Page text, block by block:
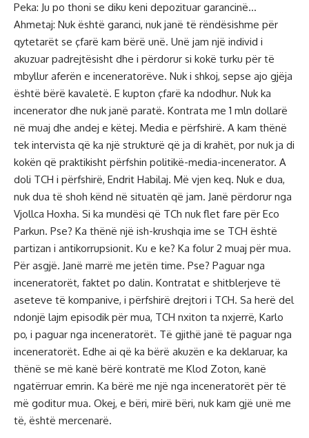
Peka: Ju po thoni se diku keni depozituar garancinë…
Ahmetaj: Nuk është garanci, nuk janë të rëndësishme për
qytetarët se çfarë kam bërë unë. Unë jam një individ i
akuzuar padrejtësisht dhe i përdorur si kokë turku për të
mbyllur aferën e inceneratorëve. Nuk i shkoj, sepse ajo gjëja
është bërë kavaletë. E kupton çfarë ka ndodhur. Nuk ka
incenerator dhe nuk janë paratë. Kontrata me 1 mln dollarë
në muaj dhe andej e këtej. Media e përfshirë. A kam thënë
tek intervista që ka një strukturë që ja di krahët, por nuk ja di
kokën që praktikisht përfshin politikë-media-incenerator. A
doli TCH i përfshirë, Endrit Habilaj. Më vjen keq. Nuk e dua,
nuk dua të shoh kënd në situatën që jam. Janë përdorur nga
Vjollca Hoxha. Si ka mundësi që TCh nuk flet fare për Eco
Parkun. Pse? Ka thënë një ish-krushqia ime se TCH është
partizan i antikorrupsionit. Ku e ke? Ka folur 2 muaj për mua.
Për asgjë. Janë marrë me jetën time. Pse? Paguar nga
inceneratorët, faktet po dalin. Kontratat e shitblerjeve të
aseteve të kompanive, i përfshirë drejtori i TCH. Sa herë del
ndonjë lajm episodik për mua, TCH nxiton ta nxjerrë, Karlo
po, i paguar nga inceneratorët. Të gjithë janë të paguar nga
inceneratorët. Edhe ai që ka bërë akuzën e ka deklaruar, ka
thënë se më kanë bërë kontratë me Klod Zoton, kanë
ngatërruar emrin. Ka bërë me një nga inceneratorët për të
më goditur mua. Okej, e bëri, mirë bëri, nuk kam gjë unë me
të, është mercenarë.